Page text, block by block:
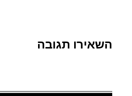
השאירו תגובה